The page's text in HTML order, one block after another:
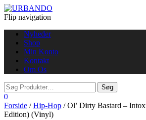
Flip navigation
Nyheder
Shop
Min Konto
Kontakt
Om Os
0
Forside /Hip-Hop / Ol’ Dirty Bastard –
Edition) (Vinyl)